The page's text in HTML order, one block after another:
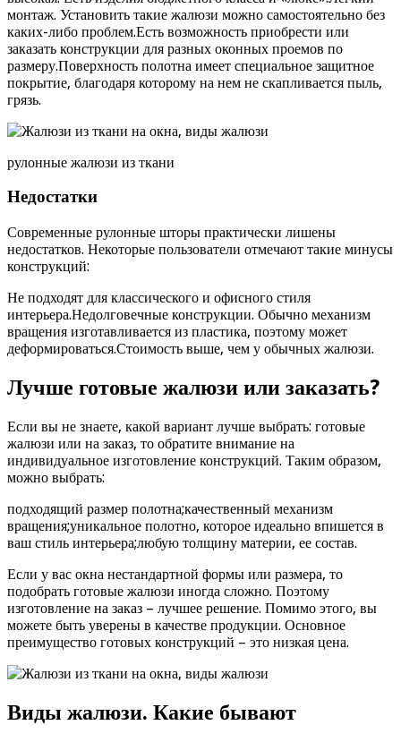
монтаж. Установить такие жалюзи можно самостоятельно без
каких-либо проблем.Есть возможность приобрести или
заказать конструкции для разных оконных проемов по
размеру.Поверхность полотна имеет специальное защитное
покрытие, благодаря которому на нем не скапливается пыль,
грязь.
рулонные жалюзи из ткани
Недостатки
Современные рулонные шторы практически лишены
недостатков. Некоторые пользователи отмечают такие минусы
конструкций:
Не подходят для классического и офисного стиля
интерьера.Недолговечные конструкции. Обычно механизм
вращения изготавливается из пластика, поэтому может
деформироваться.Стоимость выше, чем у обычных жалюзи.
Лучше готовые жалюзи или заказать?
Если вы не знаете, какой вариант лучше выбрать: готовые
жалюзи или на заказ, то обратите внимание на
индивидуальное изготовление конструкций. Таким образом,
можно выбрать:
подходящий размер полотна;качественный механизм
вращения;уникальное полотно, которое идеально впишется в
ваш стиль интерьера;любую толщину материи, ее состав.
Если у вас окна нестандартной формы или размера, то
подобрать готовые жалюзи иногда сложно. Поэтому
изготовление на заказ – лучшее решение. Помимо этого, вы
можете быть уверены в качестве продукции. Основное
преимущество готовых конструкций – это низкая цена.
Виды жалюзи. Какие бывают